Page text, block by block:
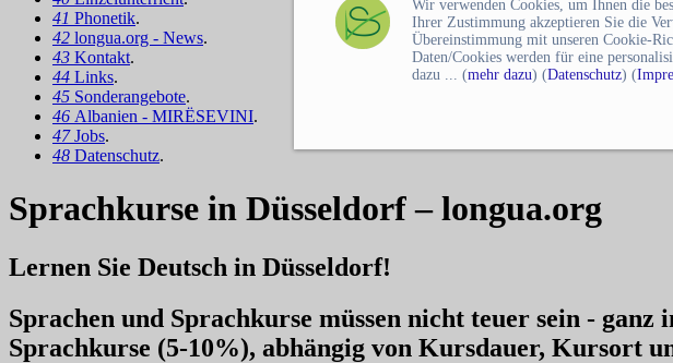
41 Phonetik.
42 longua.org - News.
43 Kontakt.
44 Links.
45 Sonderangebote.
46 Albanien - MIRËSEVINI.
47Jobs.
48 Datenschutz.
Wir verwenden Cookies, um Ihnen die
Ihrer Zustimmung akzeptieren Sie die
Übereinstimmung mit unseren Cookie-
Daten/Cookies werden für eine
dazu ... (mehr dazu) (Datenschutz) (
Sprachkurse in Düsseldorf – longua.org
Lernen Sie Deutsch in Düsseldorf!
Sprachen und Sprachkurse müssen nicht teuer sein - ganz
Sprachkurse (5-10%), abhängig von Kursdauer, Kursort